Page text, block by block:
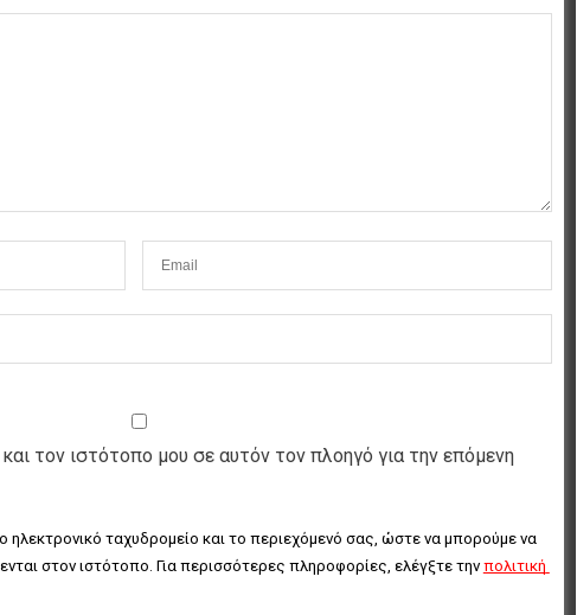
τον ιστότοπο μου σε αυτόν τον πλοηγό για την επόμενη
ηλεκτρονικό ταχυδρομείο και το περιεχόμενό σας, ώστε να μπορούμε να
στον ιστότοπο. Για περισσότερες πληροφορίες, ελέγξτε την πολιτική